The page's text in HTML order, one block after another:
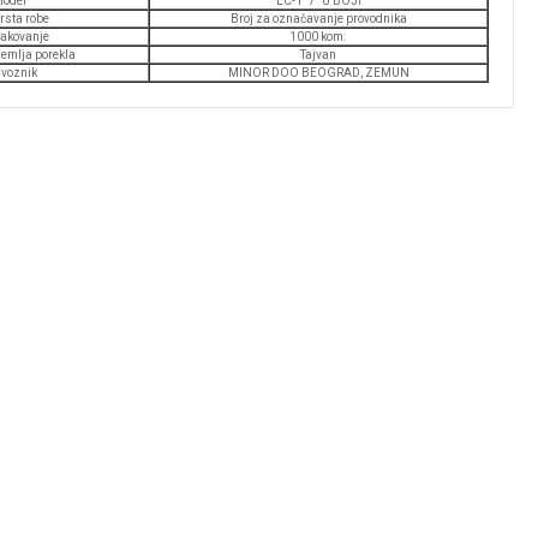
robe
Broj za označavanje provodnika
1000 kom.
porekla
Tajvan
MINOR DOO BEOGRAD, ZEMUN